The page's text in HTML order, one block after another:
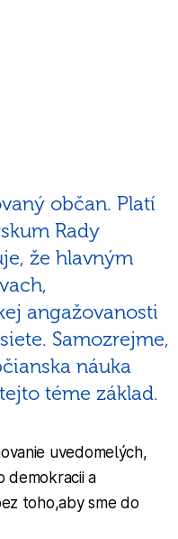
občan. Platí
Rady
že hlavným
angažovanosti
Samozrejme,
náuka
téme základ.
uvedomelých,
demokracii a
toho,aby sme do